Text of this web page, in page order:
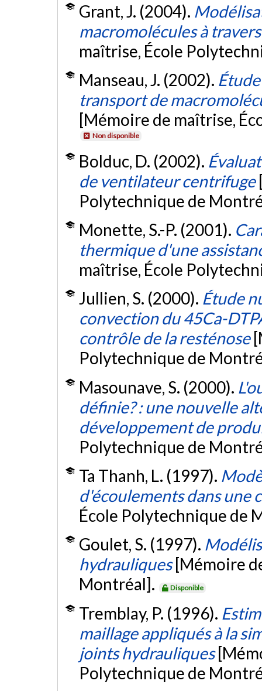
Grant, J. (2004).
macromolécules à
maîtrise, École
Manseau, J. (2002).
transport de
[Mémoire de maîtrise,
Non disponible
Bolduc, D. (2002).
de ventilateur centrifuge
Polytechnique de
Monette, S.-P. (2001).
thermique d'une
maîtrise, École
Jullien, S. (2000). Étude
convection du 45Ca-
contrôle de la resténose
Polytechnique de
Masounave, S. (2000).
définie? : une nouvelle
développement de
Polytechnique de
Ta Thanh, L. (1997).
d'écoulements dans une
École Polytechnique de
Goulet, S. (1997).
hydrauliques [Mémoire
Montréal].
Disponible
Tremblay, P. (1996).
maillage appliqués à la
joints hydrauliques
Polytechnique de